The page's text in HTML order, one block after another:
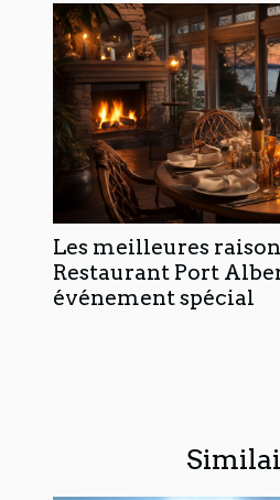
Les meilleures
Restaurant Port
événement spécial